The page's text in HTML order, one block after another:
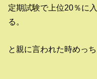
定期試験で上位20％に
る。
と親に言われた時めっ